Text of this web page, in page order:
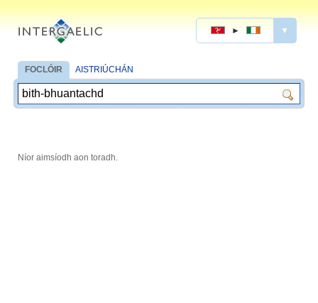
► ▼
FOCLÓIR AISTRIÚCHÁN
Níor aimsíodh aon toradh.